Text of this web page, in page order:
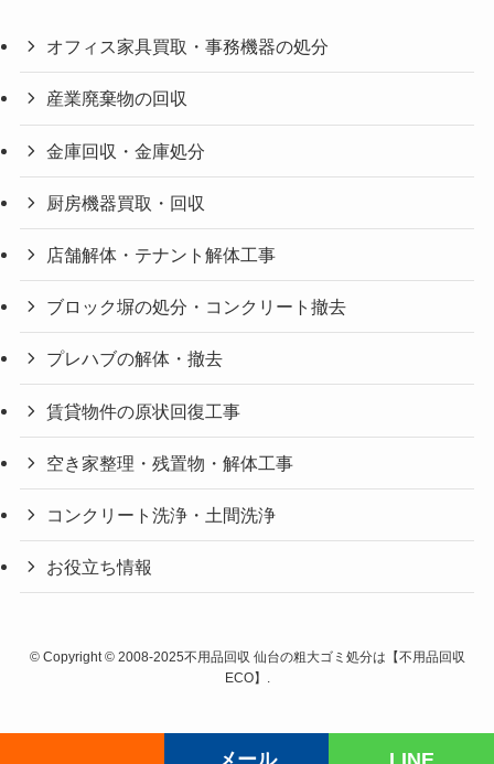
オフィス家具買取・事務機器の処分
産業廃棄物の回収
金庫回収・金庫処分
厨房機器買取・回収
店舗解体・テナント解体工事
ブロック塀の処分・コンクリート撤去
プレハブの解体・撤去
賃貸物件の原状回復工事
空き家整理・残置物・解体工事
コンクリート洗浄・土間洗浄
お役立ち情報
©Copyright © 2008-2025不用品回収 仙台の粗大ゴミ処分は【不用品回収
ECO】.
メール LINE